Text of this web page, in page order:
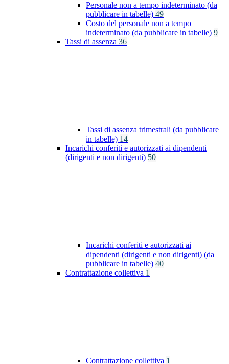
Personale non a tempo indeterminato (da
pubblicare in tabelle) 49
Costo del personale non a tempo
indeterminato (da pubblicare in tabelle) 9
Tassi di assenza 36
Tassi di assenza trimestrali (da pubblicare
in tabelle) 14
Incarichi conferiti e autorizzati ai dipendenti
(dirigenti e non dirigenti) 50
Incarichi conferiti e autorizzati ai
dipendenti (dirigenti e non dirigenti) (da
pubblicare in tabelle) 40
Contrattazione collettiva 1
Contrattazione collettiva 1